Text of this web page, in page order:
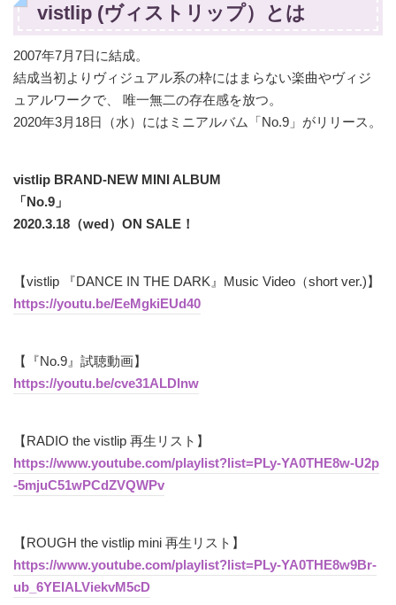
vistlip (ヴィストリップ）とは
2007年7月7日に結成。
結成当初よりヴィジュアル系の枠にはまらない楽曲やヴィジ
ュアルワークで、 唯一無二の存在感を放つ。
2020年3月18日（水）にはミニアルバム「No.9」がリリース。
vistlip BRAND-NEW MINI ALBUM
「No.9」
2020.3.18（wed）ON SALE！
【vistlip 『DANCE IN THE DARK』Music Video（short ver.)】
https://youtu.be/EeMgkiEUd40
【『No.9』試聴動画】
https://youtu.be/cve31ALDlnw
【RADIO the vistlip 再生リスト】
https://www.youtube.com/playlist?list=PLy-YA0THE8w-U2p
-5mjuC51wPCdZVQWPv
【ROUGH the vistlip mini 再生リスト】
https://www.youtube.com/playlist?list=PLy-YA0THE8w9Br-
ub_6YEIALViekvM5cD